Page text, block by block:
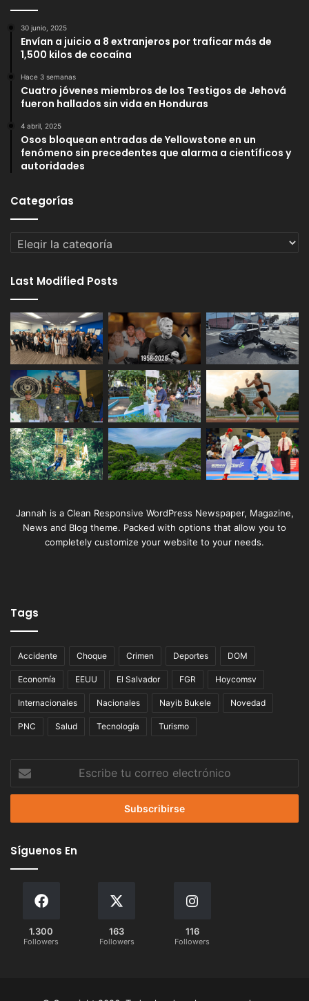
30 junio, 2025
Envían a juicio a 8 extranjeros por traficar más de
1,500 kilos de cocaína
Hace 3 semanas
Cuatro jóvenes miembros de los Testigos de Jehová
fueron hallados sin vida en Honduras
4 abril, 2025
Osos bloquean entradas de Yellowstone en un
fenómeno sin precedentes que alarma a científicos y
autoridades
Categorías
Categorías
Last Modified Posts
Jannah is a Clean Responsive WordPress Newspaper, Magazine,
News and Blog theme. Packed with options that allow you to
completely customize your website to your needs.
Tags
Accidente Choque Crimen Deportes DOM
Economía EEUU El Salvador FGR Hoycomsv
Internacionales Nacionales Nayib Bukele Novedad
PNC Salud Tecnología Turismo
Escribe
tu
correo
Síguenos En
1.300
Followers
163
Followers
116
Followers